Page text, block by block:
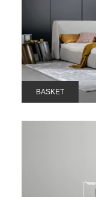
BASKET